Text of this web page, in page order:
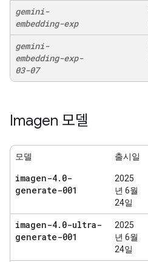
gemini-
embedding-exp
gemini-
embedding-exp-
03-07
Imagen 모델
모델 출시일
imagen-4. 0-
generate-001
2025
년 6월
24일
imagen-4. 0-ultra-
generate-001
2025
년 6월
24일